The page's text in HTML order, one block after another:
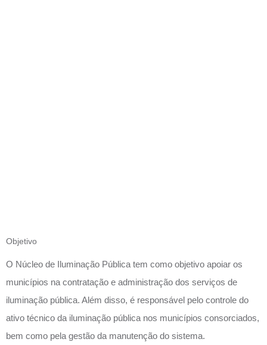
Objetivo
O Núcleo de Iluminação Pública tem como objetivo apoiar os
municípios na contratação e administração dos serviços de
iluminação pública. Além disso, é responsável pelo controle do
ativo técnico da iluminação pública nos municípios consorciados,
bem como pela gestão da manutenção do sistema.